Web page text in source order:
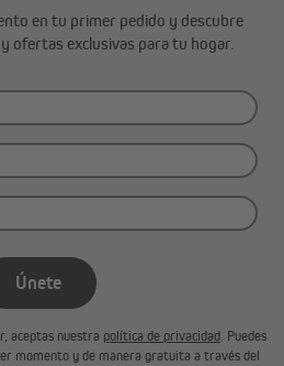
en tu primer pedido y descubre
ofertas exclusivas para tu hogar.
Únete
aceptas nuestra política de privacidad. Puedes
momento y de manera gratuita a través del